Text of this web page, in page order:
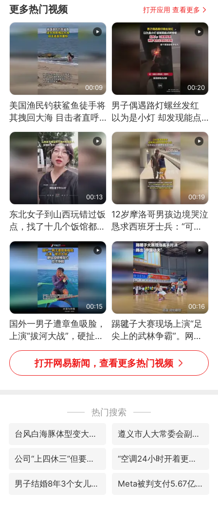
更多热门视频 打开应用 查看更多
00:09
美国渔民钓获鲨鱼徒手将
其拽回大海 目击者直呼
震惊 （视频来源：参考
消息）
00:20
男子偶遇路灯螺丝发红
以为是小灯 却发现能点
燃香烟 当事人：已报警
处理
00:13
东北女子到山西玩错过饭
点，找了十几个饭馆都没
开门：午休到几点
00:19
12岁摩洛哥男孩边境哭泣
恳求西班牙士兵：“可不
可以不要把我遣返回国”
00:15
国外一男子遭章鱼吸脸，
上演“拔河大战”，硬扯加
铁棒敲打方才挣脱
00:16
踢毽子大赛现场上演“足
尖上的武林争霸”。网
友：这哪是踢毽子，分明
是武侠片现场！#睡个好
打开网易新闻，查看更多热门视频
热门搜索
台风白海豚体型变大近似13个浙江面积 遵义市人大常委会副主任刘东明被查
公司“上四休三”但要降薪1000元 “空调24小时开着更省电”不实
男子结婚8年3个女儿均非亲生 Meta被判支付5.67亿美元